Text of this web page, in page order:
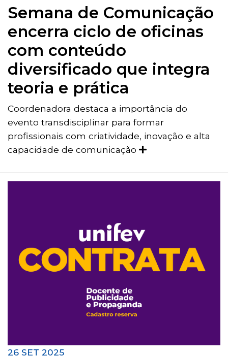
Semana de Comunicação
encerra ciclo de oficinas
com conteúdo
diversificado que integra
teoria e prática
Coordenadora destaca a importância do
evento transdisciplinar para formar
profissionais com criatividade, inovação e alta
capacidade de comunicação
26 SET 2025